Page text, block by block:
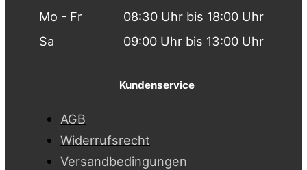
Mo - Fr
08:30 Uhr bis 18:00 Uhr
Sa
09:00 Uhr bis 13:00 Uhr
Kundenservice
AGB
Widerrufsrecht
Versandbedingungen